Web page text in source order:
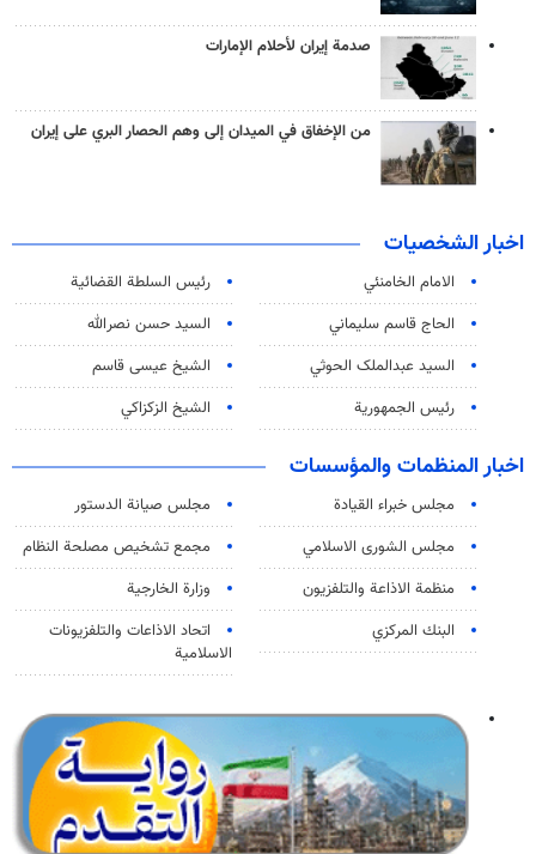
صدمة إيران لأحلام الإمارات
من الإخفاق في الميدان إلى وهم الحصار البري على إيران
اخبار الشخصيات
الامام الخامنئي
رئیس السلطة القضائیة
الحاج قاسم سليماني
السيد حسن نصرالله
السید عبدالملک الحوثي
الشيخ عيسى قاسم
رئيس الجمهورية
الشيخ الزكزاكي
اخبار المنظمات والمؤسسات
مجلس خبراء القيادة
مجلس صيانة الدستور
مجلس الشورى الاسلامي
مجمع تشخيص مصلحة النظام
منظمة الاذاعة والتلفزیون
وزارة الخارجية
البنك المركزي
اتحاد الاذاعات والتلفزيونات
الاسلامية